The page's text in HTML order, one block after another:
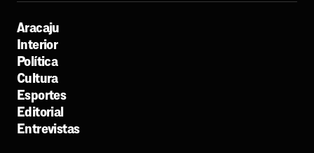
Aracaju
Interior
Política
Cultura
Esportes
Editorial
Entrevistas